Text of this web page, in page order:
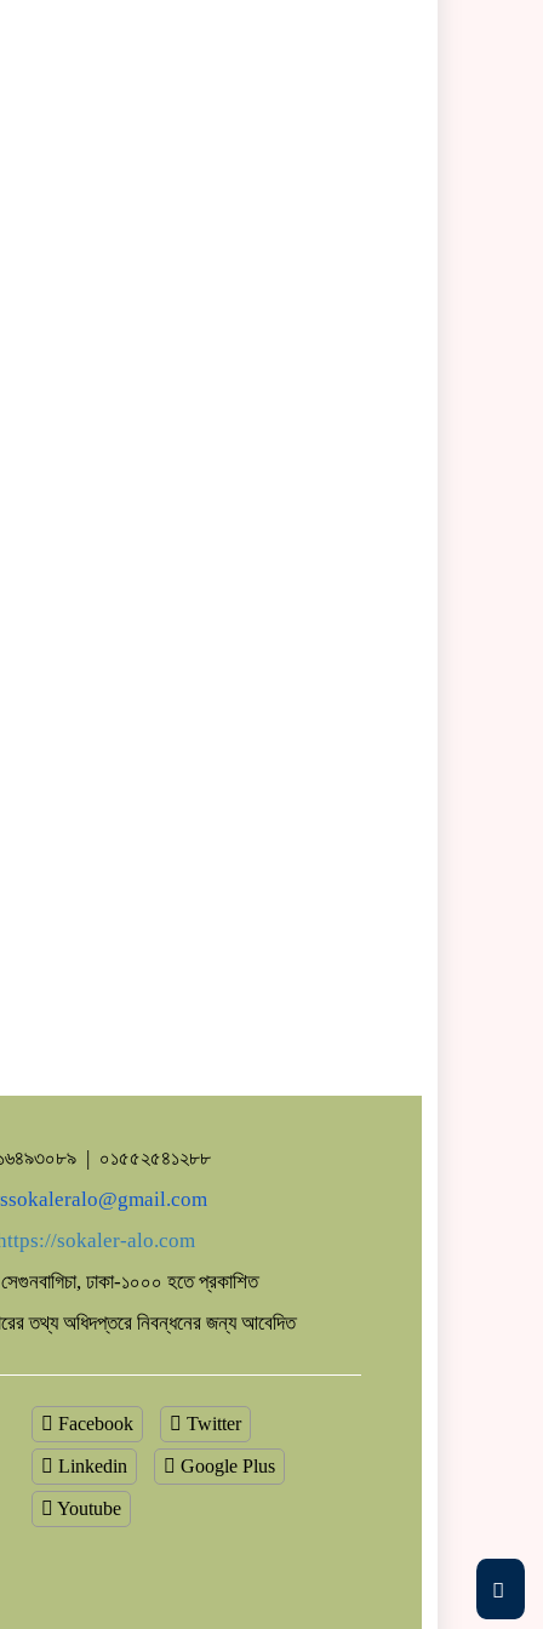
| ০১৫৫২৫৪১২৮৮
sokaler-alo.com
ঢাকা-১০০০ হতে প্রকাশিত
তথ্য অধিদপ্তরে নিবন্ধনের জন্য আবেদিত
Facebook Twitter
Linkedin Google Plus
Youtube